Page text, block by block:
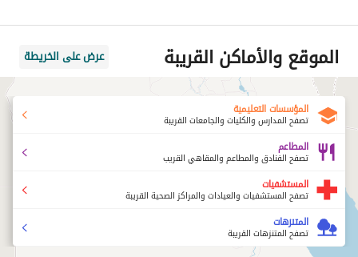
الموقع والأماكن القريبة عرض على الخريطة
المؤسسات التعليمية
تصفح المدارس والكليات والجامعات القريبة
المطاعم
تصفح الفنادق والمطاعم والمقاهي القريب
المستشفيات
تصفح المستشفيات والعيادات والمراكز الصحية القريبة
المتنزهات
تصفح المتنزهات القريبة